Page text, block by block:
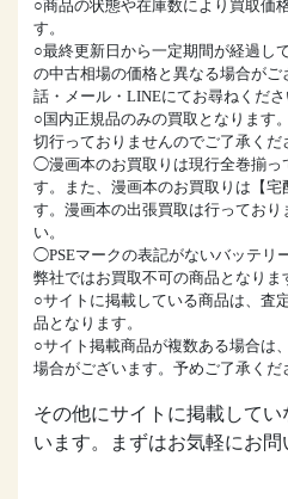
○商品の状態や在庫数により買取価
す。
○最終更新日から一定期間が経過し
の中古相場の価格と異なる場合が
話・メール・LINEにてお尋ねくださ
○国内正規品のみの買取となります
切行っておりませんのでご了承くだ
◯漫画本のお買取りは現行全巻揃っ
す。また、漫画本のお買取りは【宅
す。漫画本の出張買取は行ってお
い。
◯PSEマークの表記がないバッテリ
弊社ではお買取不可の商品となりま
○サイトに掲載している商品は、査
品となります。
○サイト掲載商品が複数ある場合は
場合がございます。予めご了承くだ
その他にサイトに掲載して
います。まずはお気軽にお問